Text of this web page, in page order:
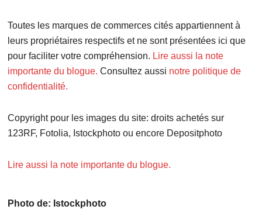
Toutes les marques de commerces cités appartiennent à
leurs propriétaires respectifs et ne sont présentées ici que
pour faciliter votre compréhension. Lire aussi la note
importante du blogue. Consultez aussi notre politique de
confidentialité.
Copyright pour les images du site: droits achetés sur
123RF, Fotolia, Istockphoto ou encore Depositphoto
Lire aussi la note importante du blogue.
Photo de: Istockphoto